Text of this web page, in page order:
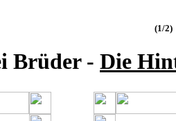
(1/2)
Brüder - Die